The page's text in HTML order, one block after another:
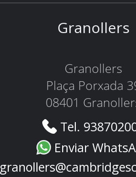
Granollers
Granollers
Plaça Porxada
08401
Tel.
Enviar